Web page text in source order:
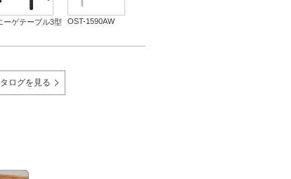
ーゲテーブル3型 OST-1590AW
ログを見る